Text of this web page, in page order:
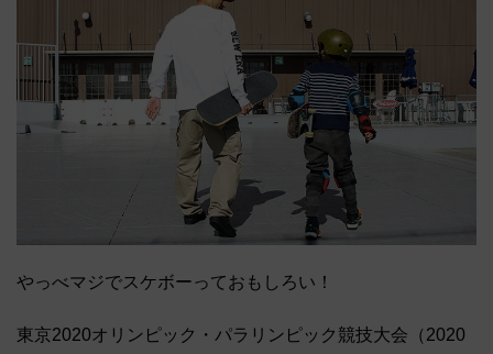
やっべマジでスケボーっておもしろい！
東京2020オリンピック・パラリンピック競技大会（2020